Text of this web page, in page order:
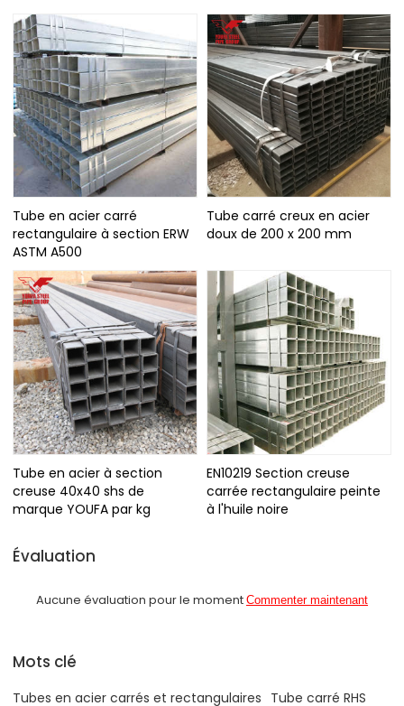
Tube en acier carré
rectangulaire à section ERW
ASTM A500
Tube carré creux en acier
doux de 200 x 200 mm
Tube en acier à section
creuse 40x40 shs de
marque YOUFA par kg
EN10219 Section creuse
carrée rectangulaire peinte
à l'huile noire
Évaluation
Aucune évaluation pour le moment Commenter maintenant
Mots clé
Tubes en acier carrés et rectangulaires Tube carré RHS